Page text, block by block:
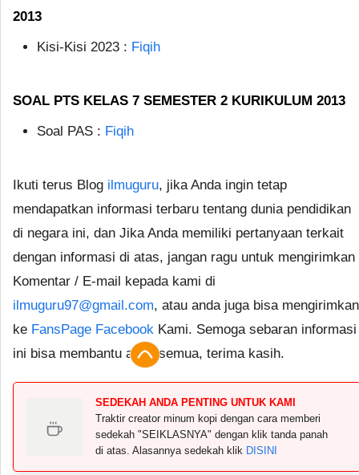
2013
Kisi-Kisi 2023 : Fiqih
SOAL PTS KELAS 7 SEMESTER 2 KURIKULUM 2013
Soal PAS : Fiqih
Ikuti terus Blog ilmuguru, jika Anda ingin tetap
mendapatkan informasi terbaru tentang dunia pendidikan
di negara ini, dan Jika Anda memiliki pertanyaan terkait
dengan informasi di atas, jangan ragu untuk mengirimkan
Komentar / E-mail kepada kami di
ilmuguru97@gmail.com, atau anda juga bisa mengirimkan
ke FansPage Facebook Kami. Semoga sebaran informasi
ini bisa membantu anda semua, terima kasih.
SEDEKAH ANDA PENTING UNTUK KAMI
Traktir creator minum kopi dengan cara memberi
sedekah "SEIKLASNYA" dengan klik tanda panah
di atas. Alasannya sedekah klik DISINI